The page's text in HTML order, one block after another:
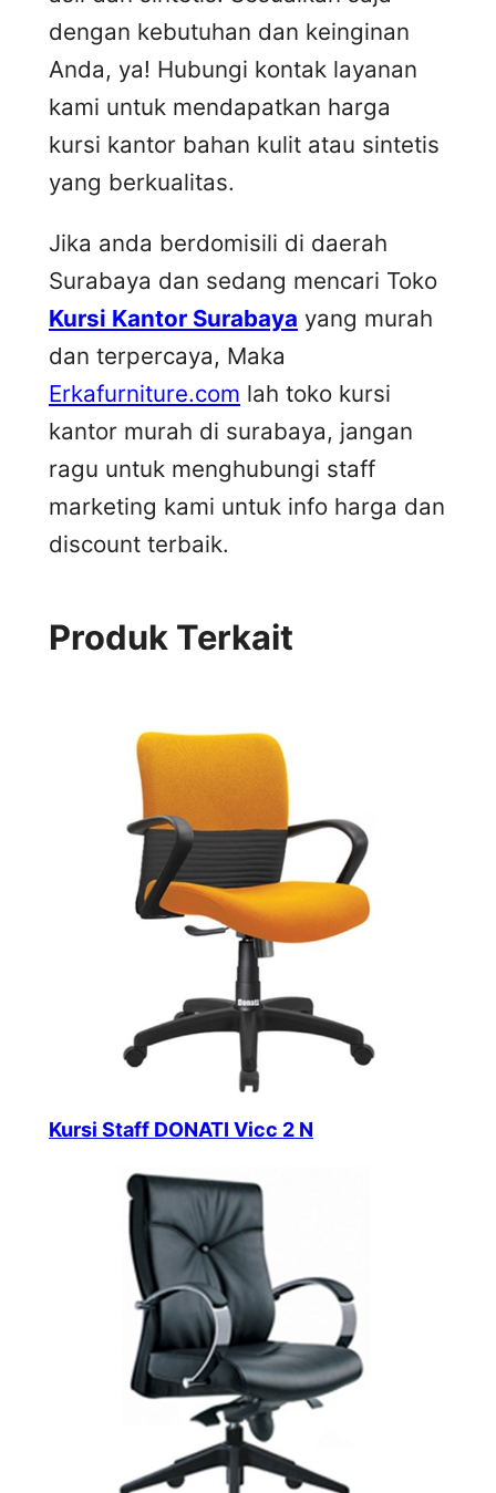
dengan kebutuhan dan keinginan
Anda, ya! Hubungi kontak layanan
kami untuk mendapatkan harga
kursi kantor bahan kulit atau sintetis
yang berkualitas.
Jika anda berdomisili di daerah
Surabaya dan sedang mencari Toko
Kursi Kantor Surabaya yang murah
dan terpercaya, Maka
Erkafurniture.com lah toko kursi
kantor murah di surabaya, jangan
ragu untuk menghubungi staff
marketing kami untuk info harga dan
discount terbaik.
Produk Terkait
Kursi Staff DONATI Vicc 2 N